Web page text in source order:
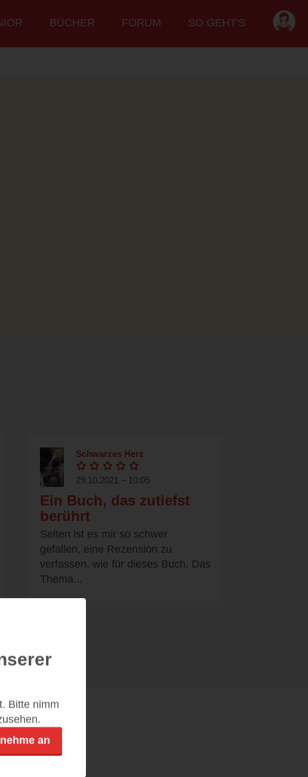
BÜCHER FORUM SO GEHT'S
Schwarzes Herz
29.10.2021 – 10:05
Ein Buch, das zutiefst
berührt
Selten ist es mir so schwer
gefallen, eine Rezension zu
verfassen, wie für dieses Buch. Das
Thema...
Bitte nimm
an